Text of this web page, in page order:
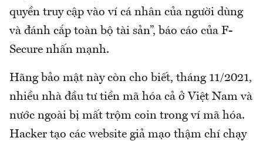
quyền truy cập vào ví cá nhân của người dùng
và đánh cắp toàn bộ tài sản”, báo cáo của F-
Secure nhấn mạnh.
Hãng bảo mật này còn cho biết, tháng 11/2021,
nhiều nhà đầu tư tiền mã hóa cả ở Việt Nam và
nước ngoài bị mất trộm coin trong ví mã hóa.
Hacker tạo các website giả mạo thậm chí chạy